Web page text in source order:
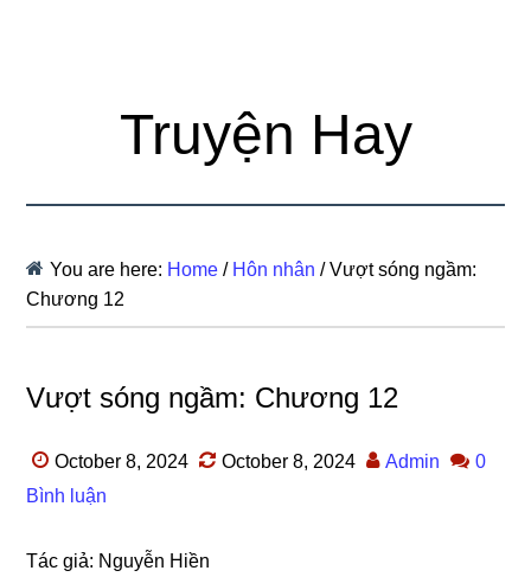
Truyện Hay
You are here: Home / Hôn nhân /Vượt sóng ngầm:
Chương 12
Vượt sóng ngầm: Chương 12
October 8, 2024 October 8, 2024 Admin
0
Bình luận
Tác ɡiả: Nguyễn Hiền